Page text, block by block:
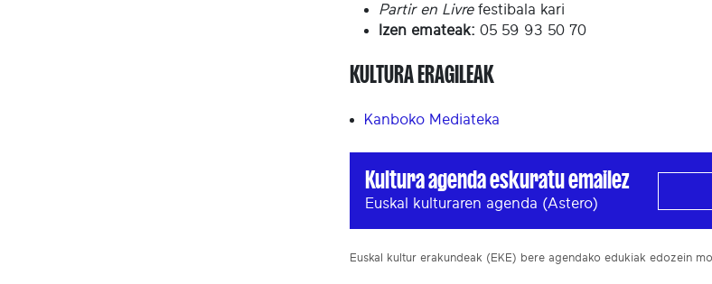
Partir en Livrefestibala kari
Izen emateak: 05 59 93 50 70
KULTURA ERAGILEAK
Kanboko Mediateka
Kultura agenda eskuratu emailez
Euskal kulturaren agenda (Astero)
Euskal kultur erakundeak (EKE) bere agendako edukiak edozein